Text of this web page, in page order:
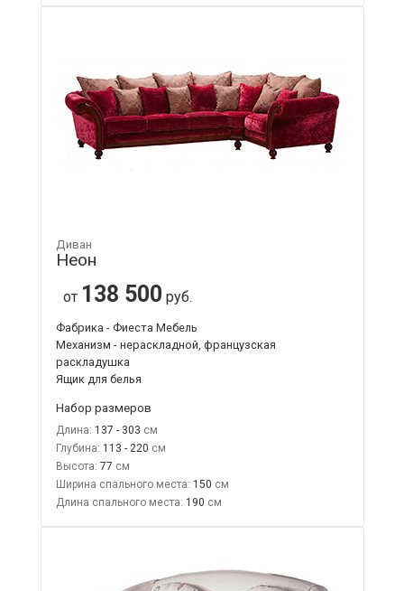
Диван
Неон
от 138 500 руб.
Фабрика - Фиеста Мебель
Механизм - нераскладной, французская
раскладушка
Ящик для белья
Набор размеров
Длина: 137 - 303
Глубина: 113 - 220
Высота: 77
Ширина спального места: 150
Длина спального места: 190